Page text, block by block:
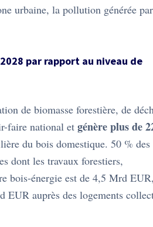
urbaine, la pollution générée par
par rapport au niveau de
de biomasse forestière, de
faire national et génère plus de
du bois domestique. 50 % des
dont les travaux forestiers,
bois-énergie est de 4,5 Mrd EUR,
EUR auprès des logements